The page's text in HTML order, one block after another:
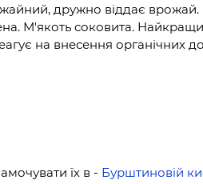
дружно віддає
М'якоть соковита.
на внесення органічних
їх в - Бурштиновій